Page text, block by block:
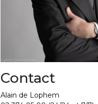
Contact
Alain de Lophem